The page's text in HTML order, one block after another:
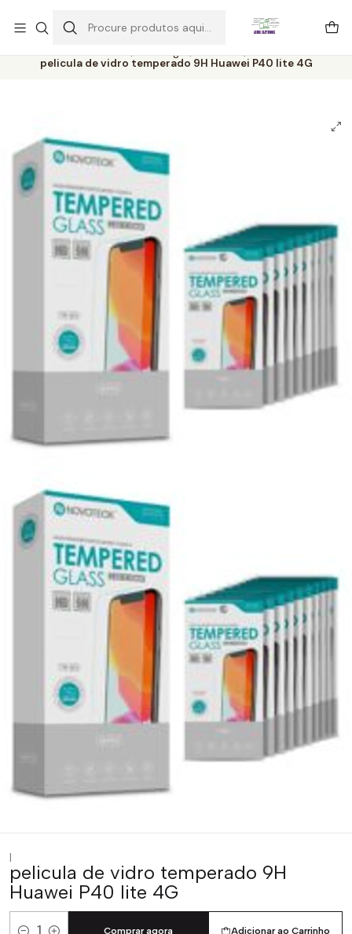
Início Catálogo
Películas
pelicula de vidro temperado 9H Huawei P40 lite 4G
|
pelicula de vidro temperado 9H
Huawei P40 lite 4G
Adicionar ao Carrinho
Comprar agora